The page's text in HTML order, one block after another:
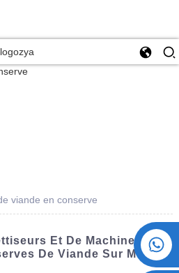
viande en conserve
Et De Machines De
De Viande Sur Mesure